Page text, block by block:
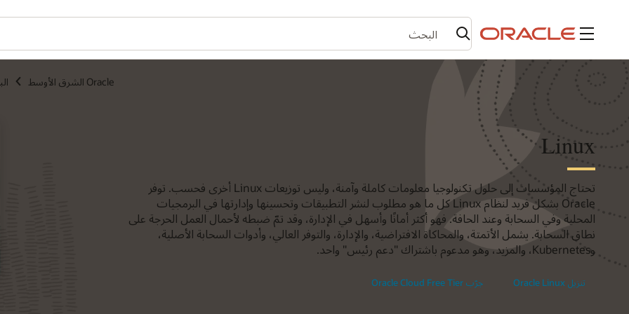
القائمة
Oracle الشرق الأوسط
Linux
تحتاج المؤسسات إلى حلول تكنولوجيا معلومات كاملة وآمنة، وليس توزيعات Linux أخرى فحسب. توفر
Oracle بشكل فريد لنظام Linux كل ما هو مطلوب لنشر التطبيقات وتحسينها وإدارتها في البرمجيات
المحلية وفي السحابة وعند الحافة. فهو أكثر أمانًا وأسهل في الإدارة، وقد تمّ ضبطه لأحمال العمل الحرجة على
نطاق السحابة. يشمل الأتمتة، والمحاكاة الافتراضية، والإدارة، والتوفر العالي، وأدوات السحابة الأصلية،
وKubernetes، والمزيد، وهو مدعوم باشتراك "دعم رئيس" واحد.
تنزيل Oracle Linux جرّب Oracle Cloud Free Tier